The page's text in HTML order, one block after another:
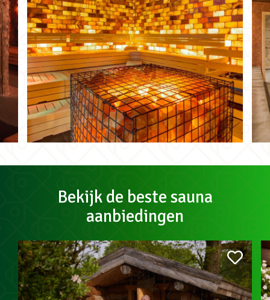
Bekijk de beste sauna
aanbiedingen